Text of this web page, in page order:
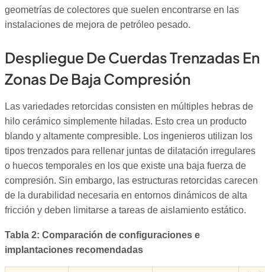
geometrías de colectores que suelen encontrarse en las
instalaciones de mejora de petróleo pesado.
Despliegue De Cuerdas Trenzadas En
Zonas De Baja Compresión
Las variedades retorcidas consisten en múltiples hebras de
hilo cerámico simplemente hiladas. Esto crea un producto
blando y altamente compresible. Los ingenieros utilizan los
tipos trenzados para rellenar juntas de dilatación irregulares
o huecos temporales en los que existe una baja fuerza de
compresión. Sin embargo, las estructuras retorcidas carecen
de la durabilidad necesaria en entornos dinámicos de alta
fricción y deben limitarse a tareas de aislamiento estático.
Tabla 2: Comparación de configuraciones e
implantaciones recomendadas